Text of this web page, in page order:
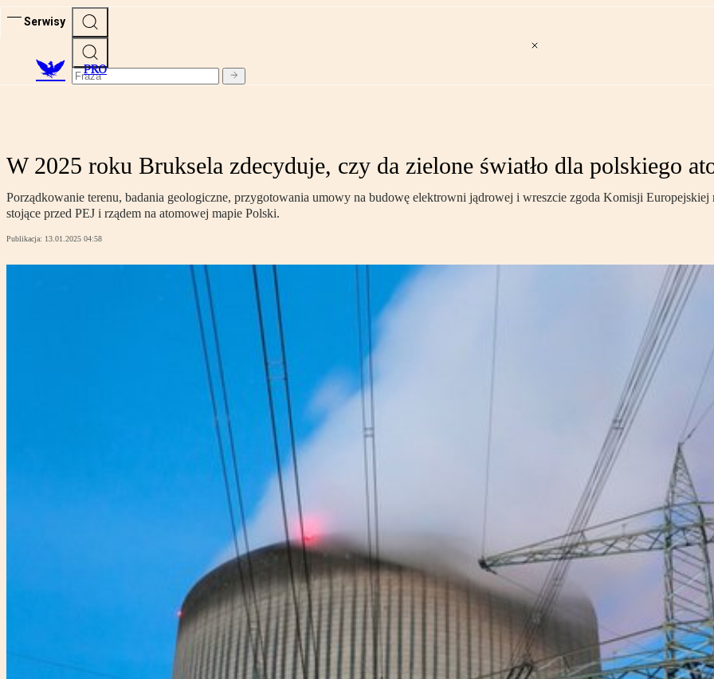
Serwisy
PRO
W 2025 roku Bruksela zdecyduje, czy da zielone światło dla polskiego
Porządkowanie terenu, badania geologiczne, przygotowania umowy na budowę elektrowni jądrowej i wreszcie zgoda Komisji
stojące przed PEJ i rządem na atomowej mapie Polski.
Publikacja: 13.01.2025 04:58